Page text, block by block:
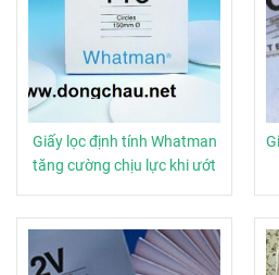
Giấy lọc định tính Whatman
tăng cường chịu lực khi ướt